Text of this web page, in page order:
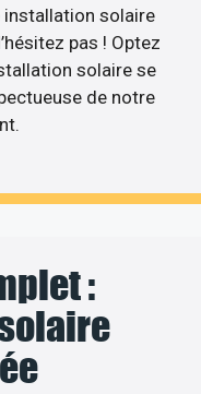
installation solaire
pas ! Optez
solaire se
de notre
: